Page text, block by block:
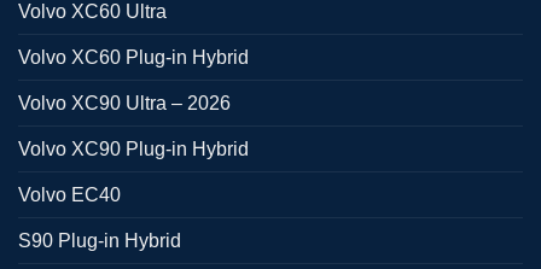
Volvo XC60 Ultra
Volvo XC60 Plug-in Hybrid
Volvo XC90 Ultra – 2026
Volvo XC90 Plug-in Hybrid
Volvo EC40
S90 Plug-in Hybrid